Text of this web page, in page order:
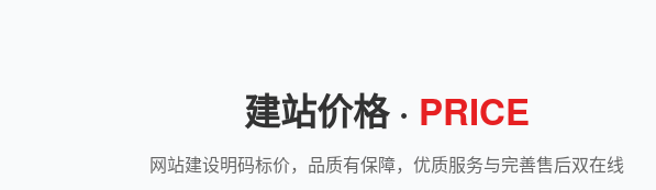
建站价格 · PRICE
网站建设明码标价，品质有保障，优质服务与完善售后双在线